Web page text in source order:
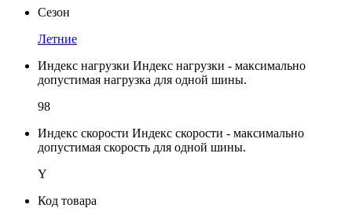
Сезон
Летние
Индекс нагрузки Индекс нагрузки - максимально
допустимая нагрузка для одной шины.
98
Индекс скорости Индекс скорости - максимально
допустимая скорость для одной шины.
Y
Код товара